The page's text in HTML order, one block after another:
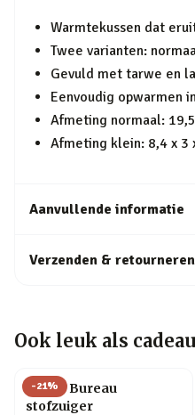
Warmtekussen dat
Twee varianten:
Gevuld met tarwe en
Eenvoudig opwarmen
Afmeting normaal:
Afmeting klein: 8,4 x 3
Aanvullende informatie
Verzenden & retourneren
Ook leuk als cadeau
-21%
Henry Bureau
stofzuiger